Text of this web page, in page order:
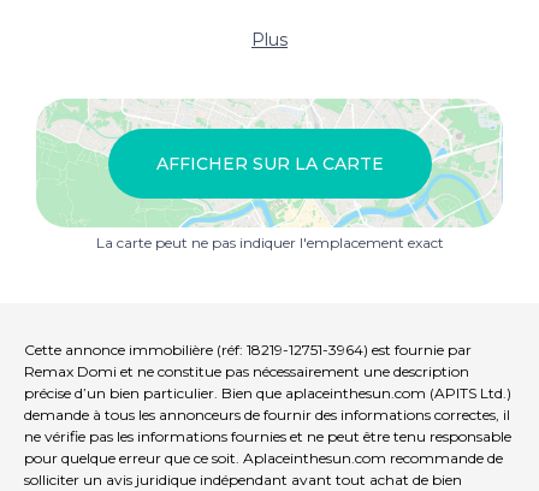
Plus
AFFICHER SUR LA CARTE
La carte peut ne pas indiquer l'emplacement exact
Cette annonce immobilière (réf: 18219-12751-3964) est fournie par
Remax Domi et ne constitue pas nécessairement une description
précise d’un bien particulier. Bien que aplaceinthesun.com (APITS Ltd.)
demande à tous les annonceurs de fournir des informations correctes, il
ne vérifie pas les informations fournies et ne peut être tenu responsable
pour quelque erreur que ce soit. Aplaceinthesun.com recommande de
solliciter un avis juridique indépendant avant tout achat de bien